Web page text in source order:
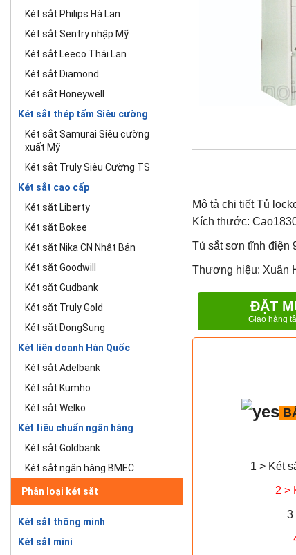
Két sắt Philips Hà Lan
Két sắt Sentry nhập Mỹ
Két sắt Leeco Thái Lan
Két sắt Diamond
Két sắt Honeywell
Két sắt thép tấm Siêu cường
Két sắt Samurai Siêu cường
xuất Mỹ
Két sắt Truly Siêu Cường TS
Két sắt cao cấp
Két sắt Liberty
Két sắt Bokee
Két sắt Nika CN Nhật Bản
Két sắt Goodwill
Két sắt Gudbank
Két sắt Truly Gold
Két sắt DongSung
Két liên doanh Hàn Quốc
Két sắt Adelbank
Két sắt Kumho
Két sắt Welko
Két tiêu chuẩn ngân hàng
Két sắt Goldbank
Két sắt ngân hàng BMEC
Phân loại két sắt
Két sắt thông minh
Két sắt mini
Mô tả chi tiết Tủ
Kích thước:
Tủ sắt sơn tĩnh điện
Thương hiệu: Xuân
ĐẶT
Giao hàng
1 > Két
2 >
3